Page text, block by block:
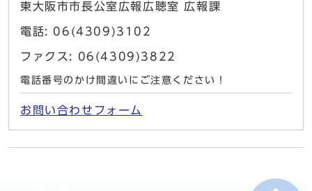
東大阪市市長公室広報広聴室 広報課
電話: 06(4309)3102
ファクス: 06(4309)3822
電話番号のかけ間違いにご注意ください！
お問い合わせフォーム